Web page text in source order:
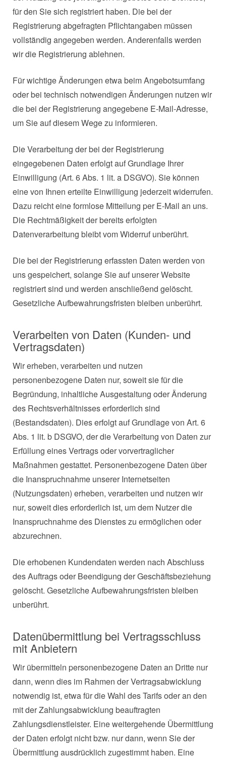
für den Sie sich registriert haben. Die bei der
Registrierung abgefragten Pflichtangaben müssen
vollständig angegeben werden. Anderenfalls werden
wir die Registrierung ablehnen.
Für wichtige Änderungen etwa beim Angebotsumfang
oder bei technisch notwendigen Änderungen nutzen wir
die bei der Registrierung angegebene E-Mail-Adresse,
um Sie auf diesem Wege zu informieren.
Die Verarbeitung der bei der Registrierung
eingegebenen Daten erfolgt auf Grundlage Ihrer
Einwilligung (Art. 6 Abs. 1 lit. a DSGVO). Sie können
eine von Ihnen erteilte Einwilligung jederzeit widerrufen.
Dazu reicht eine formlose Mitteilung per E-Mail an uns.
Die Rechtmäßigkeit der bereits erfolgten
Datenverarbeitung bleibt vom Widerruf unberührt.
Die bei der Registrierung erfassten Daten werden von
uns gespeichert, solange Sie auf unserer Website
registriert sind und werden anschließend gelöscht.
Gesetzliche Aufbewahrungsfristen bleiben unberührt.
Verarbeiten von Daten (Kunden- und
Vertragsdaten)
Wir erheben, verarbeiten und nutzen
personenbezogene Daten nur, soweit sie für die
Begründung, inhaltliche Ausgestaltung oder Änderung
des Rechtsverhältnisses erforderlich sind
(Bestandsdaten). Dies erfolgt auf Grundlage von Art. 6
Abs. 1 lit. b DSGVO, der die Verarbeitung von Daten zur
Erfüllung eines Vertrags oder vorvertraglicher
Maßnahmen gestattet. Personenbezogene Daten über
die Inanspruchnahme unserer Internetseiten
(Nutzungsdaten) erheben, verarbeiten und nutzen wir
nur, soweit dies erforderlich ist, um dem Nutzer die
Inanspruchnahme des Dienstes zu ermöglichen oder
abzurechnen.
Die erhobenen Kundendaten werden nach Abschluss
des Auftrags oder Beendigung der Geschäftsbeziehung
gelöscht. Gesetzliche Aufbewahrungsfristen bleiben
unberührt.
Datenübermittlung bei Vertragsschluss
mit Anbietern
Wir übermitteln personenbezogene Daten an Dritte nur
dann, wenn dies im Rahmen der Vertragsabwicklung
notwendig ist, etwa für die Wahl des Tarifs oder an den
mit der Zahlungsabwicklung beauftragten
Zahlungsdienstleister. Eine weitergehende Übermittlung
der Daten erfolgt nicht bzw. nur dann, wenn Sie der
Übermittlung ausdrücklich zugestimmt haben. Eine